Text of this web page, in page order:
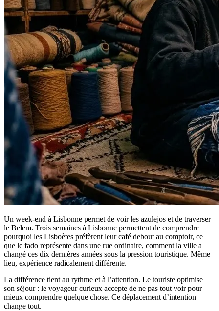
Un week-end à Lisbonne permet de voir les azulejos et de traverser
le Belem. Trois semaines à Lisbonne permettent de comprendre
pourquoi les Lisboètes préfèrent leur café debout au comptoir, ce
que le fado représente dans une rue ordinaire, comment la ville a
changé ces dix dernières années sous la pression touristique. Même
lieu, expérience radicalement différente.
La différence tient au rythme et à l’attention. Le touriste optimise
son séjour : le voyageur curieux accepte de ne pas tout voir pour
mieux comprendre quelque chose. Ce déplacement d’intention
change tout.